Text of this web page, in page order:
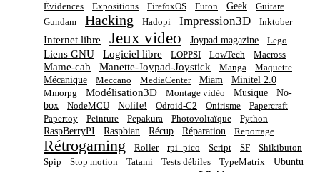
Évidences
Expositions FirefoxOS Futon Geek
Guitare
Gundam
Hacking Hadopi Impression3D Inktober
Internet libre Jeux video Joypad magazine Lego
Liens GNU Logiciel libre LOPPSI LowTech Macross
Mame-cab Manette-Joypad-Joystick Manga Maquette
Mécanique Meccano MediaCenter Miam Minitel 2.0
Mmorpg Modélisation3D Montage vidéo Musique
No-
box
NodeMCU Nolife! Odroid-C2 Onirisme
Papercraft
Papertoy
Peinture Pepakura Photovoltaïque Python
RaspBerryPI Raspbian Récup Réparation Reportage
Rétrogaming Roller rpi_pico Script SF
Shikibuton
Spip
Stop motion Tatami Tests débiles TypeMatrix Ubuntu